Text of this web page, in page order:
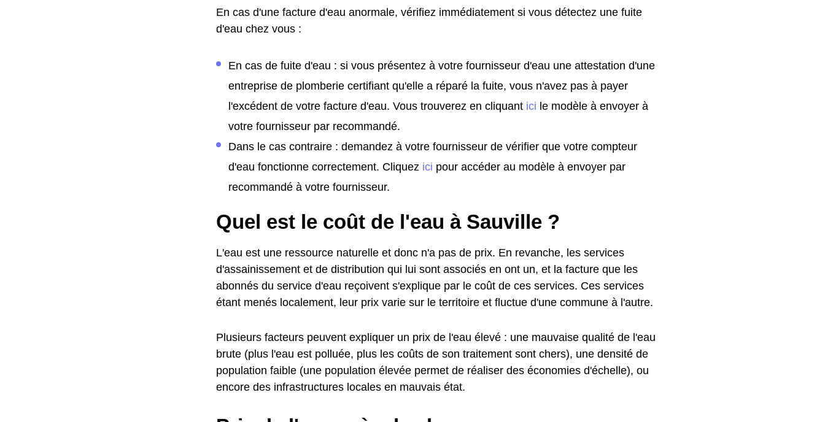
En cas d'une facture d'eau anormale, vérifiez immédiatement si vous détectez une fuite
d'eau chez vous :
En cas de fuite d'eau : si vous présentez à votre fournisseur d'eau une attestation d'une
entreprise de plomberie certifiant qu'elle a réparé la fuite, vous n'avez pas à payer
l'excédent de votre facture d'eau. Vous trouverez en cliquant ici le modèle à envoyer à
votre fournisseur par recommandé.
Dans le cas contraire : demandez à votre fournisseur de vérifier que votre compteur
d'eau fonctionne correctement. Cliquez ici pour accéder au modèle à envoyer par
recommandé à votre fournisseur.
Quel est le coût de l'eau à Sauville ?
L'eau est une ressource naturelle et donc n'a pas de prix. En revanche, les services
d'assainissement et de distribution qui lui sont associés en ont un, et la facture que les
abonnés du service d'eau reçoivent s'explique par le coût de ces services. Ces services
étant menés localement, leur prix varie sur le territoire et fluctue d'une commune à l'autre.
Plusieurs facteurs peuvent expliquer un prix de l'eau élevé : une mauvaise qualité de l'eau
brute (plus l'eau est polluée, plus les coûts de son traitement sont chers), une densité de
population faible (une population élevée permet de réaliser des économies d'échelle), ou
encore des infrastructures locales en mauvais état.